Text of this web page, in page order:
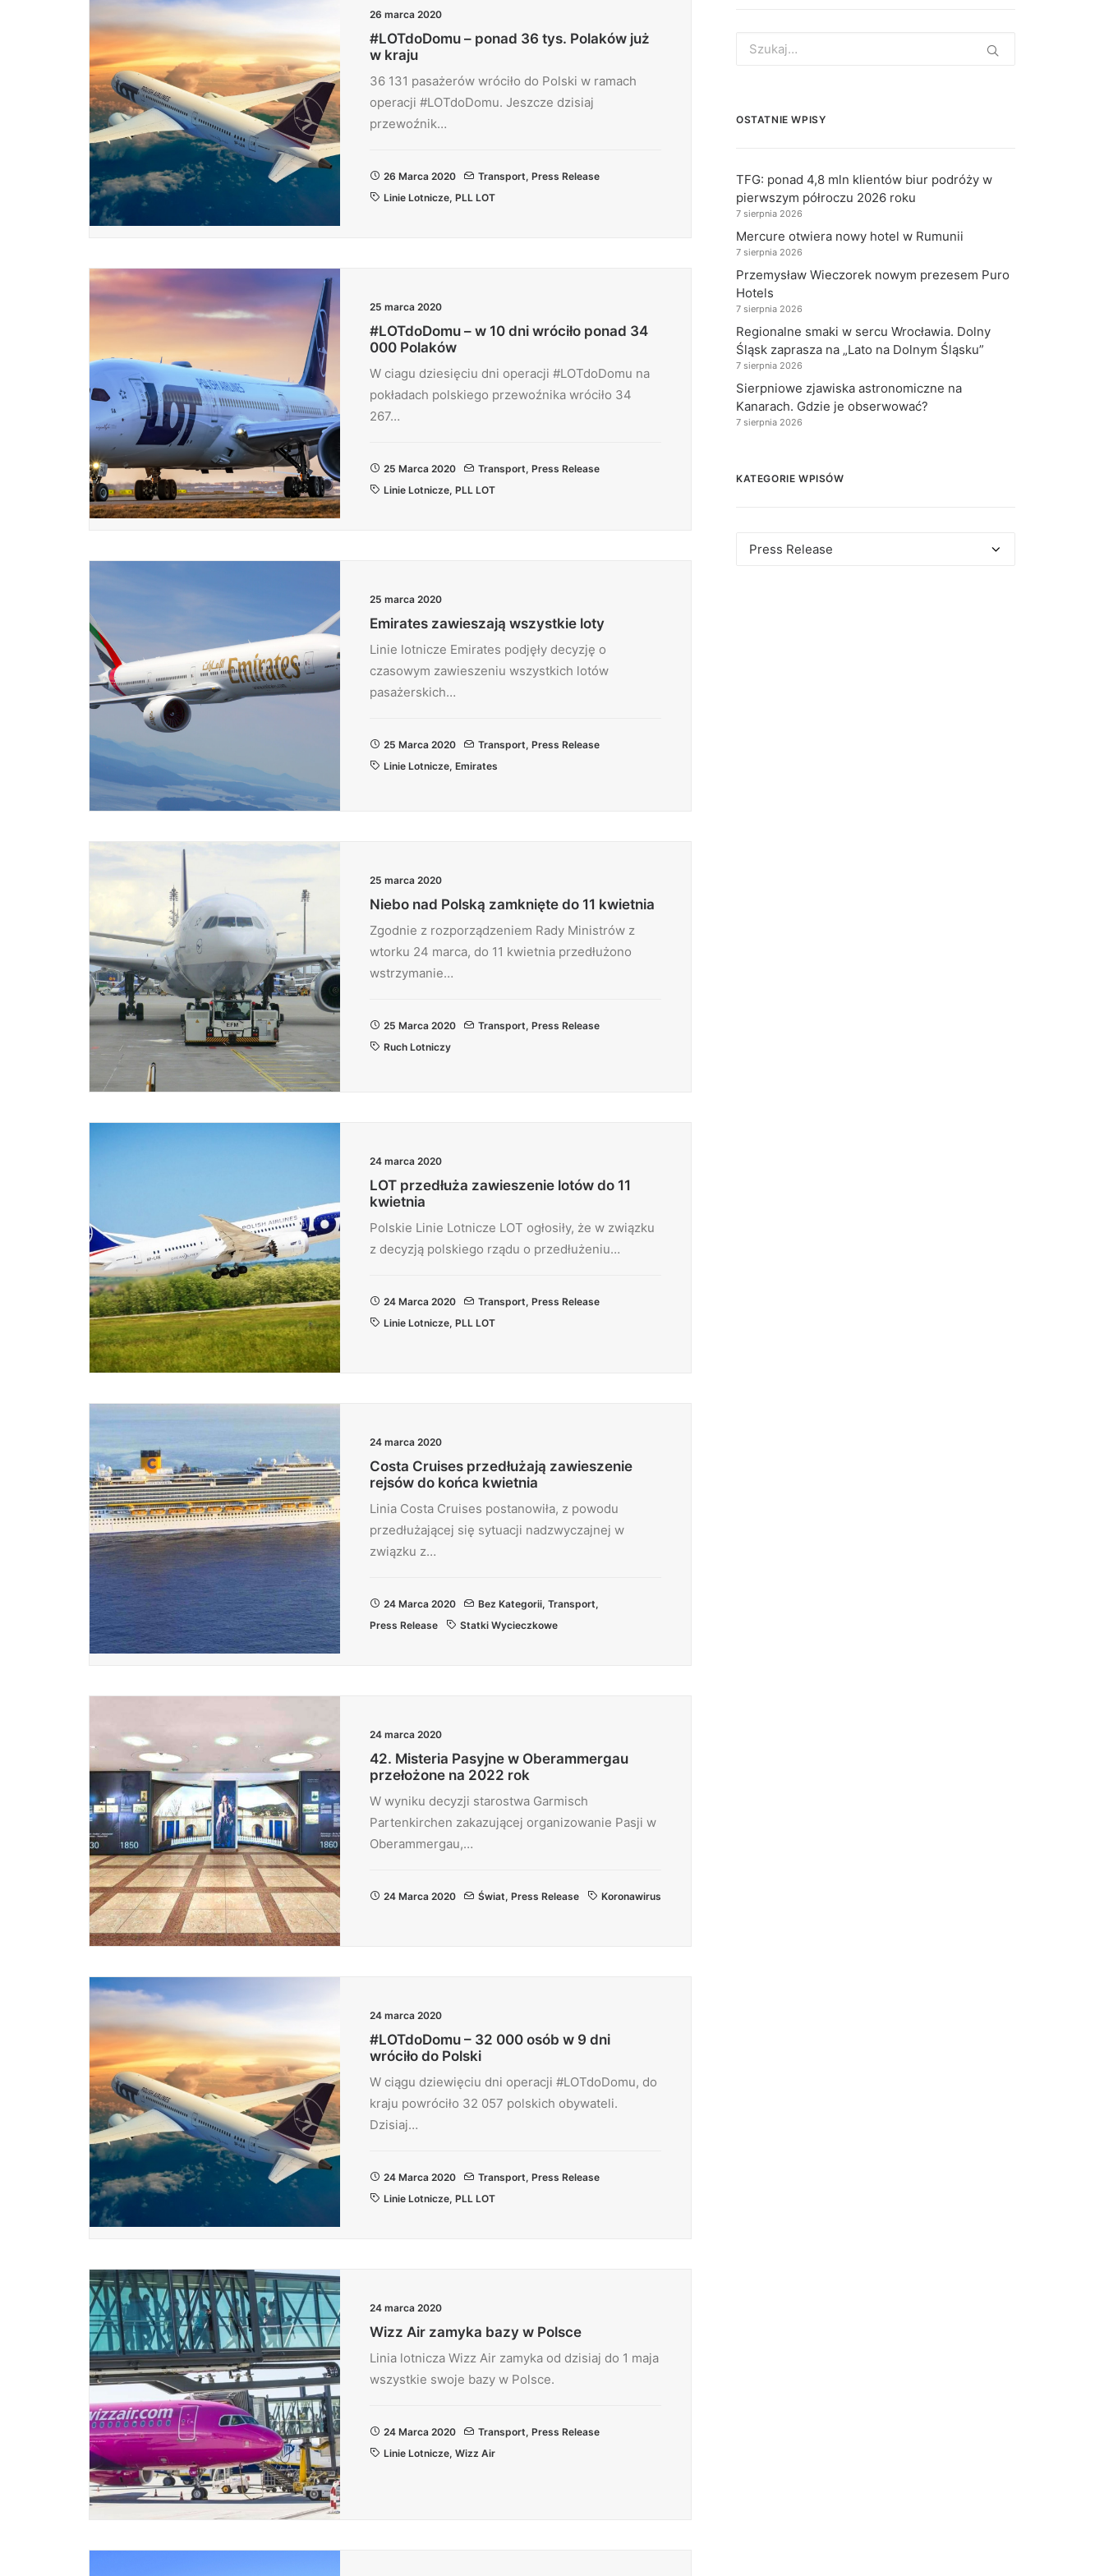
26 marca 2020
#LOTdoDomu – ponad 36 tys. Polaków już
w kraju
36 131 pasażerów wróciło do Polski w ramach
operacji #LOTdoDomu. Jeszcze dzisiaj
przewoźnik…
26 Marca 2020 Transport, Press Release
Linie Lotnicze, PLL LOT
25 marca 2020
#LOTdoDomu – w 10 dni wróciło ponad 34
000 Polaków
W ciagu dziesięciu dni operacji #LOTdoDomu na
pokładach polskiego przewoźnika wróciło 34
267…
25 Marca 2020 Transport, Press Release
Linie Lotnicze, PLL LOT
25 marca 2020
Emirates zawieszają wszystkie loty
Linie lotnicze Emirates podjęły decyzję o
czasowym zawieszeniu wszystkich lotów
pasażerskich…
25 Marca 2020 Transport, Press Release
Linie Lotnicze, Emirates
25 marca 2020
Niebo nad Polską zamknięte do 11 kwietnia
Zgodnie z rozporządzeniem Rady Ministrów z
wtorku 24 marca, do 11 kwietnia przedłużono
wstrzymanie…
25 Marca 2020 Transport, Press Release
Ruch Lotniczy
24 marca 2020
LOT przedłuża zawieszenie lotów do 11
kwietnia
Polskie Linie Lotnicze LOT ogłosiły, że w związku
z decyzją polskiego rządu o przedłużeniu…
24 Marca 2020 Transport, Press Release
Linie Lotnicze, PLL LOT
24 marca 2020
Costa Cruises przedłużają zawieszenie
rejsów do końca kwietnia
Linia Costa Cruises postanowiła, z powodu
przedłużającej się sytuacji nadzwyczajnej w
związku z…
24 Marca 2020 Bez Kategorii, Transport,
Press Release
Statki Wycieczkowe
24 marca 2020
42. Misteria Pasyjne w Oberammergau
przełożone na 2022 rok
W wyniku decyzji starostwa Garmisch
Partenkirchen zakazującej organizowanie Pasji w
Oberammergau,…
24 Marca 2020 Świat, Press Release Koronawirus
24 marca 2020
#LOTdoDomu – 32 000 osób w 9 dni
wróciło do Polski
W ciągu dziewięciu dni operacji #LOTdoDomu, do
kraju powróciło 32 057 polskich obywateli.
Dzisiaj…
24 Marca 2020 Transport, Press Release
Linie Lotnicze, PLL LOT
24 marca 2020
Wizz Air zamyka bazy w Polsce
Linia lotnicza Wizz Air zamyka od dzisiaj do 1 maja
wszystkie swoje bazy w Polsce.
24 Marca 2020 Transport, Press Release
Linie Lotnicze, Wizz Air
for:
OSTATNIE WPISY
TFG: ponad 4,8 mln klientów biur podróży w
pierwszym półroczu 2026 roku
7 sierpnia 2026
Mercure otwiera nowy hotel w Rumunii
7 sierpnia 2026
Przemysław Wieczorek nowym prezesem Puro
Hotels
7 sierpnia 2026
Regionalne smaki w sercu Wrocławia. Dolny
Śląsk zaprasza na „Lato na Dolnym Śląsku”
7 sierpnia 2026
Sierpniowe zjawiska astronomiczne na
Kanarach. Gdzie je obserwować?
7 sierpnia 2026
KATEGORIE WPISÓW
Kategorie